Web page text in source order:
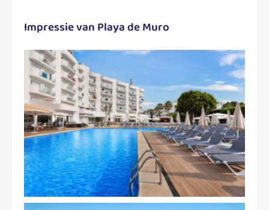
Impressie van Playa de Muro